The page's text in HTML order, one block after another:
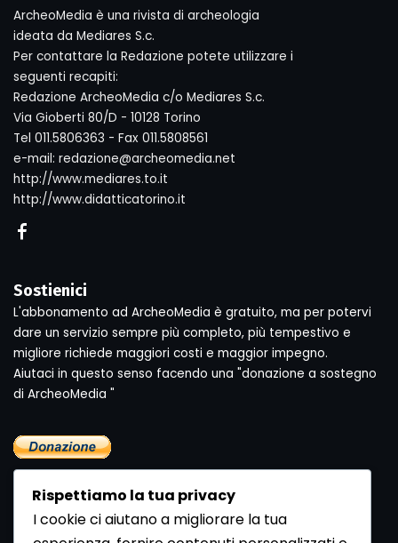
ArcheoMedia è una rivista di archeologia
ideata da Mediares S.c.
Per contattare la Redazione potete utilizzare i
seguenti recapiti:
Redazione ArcheoMedia c/o Mediares S.c.
Via Gioberti 80/D - 10128 Torino
Tel 011.5806363 - Fax 011.5808561
e-mail: redazione@archeomedia.net
http://www.mediares.to.it
http://www.didatticatorino.it
Sostienici
L'abbonamento ad ArcheoMedia è gratuito, ma per potervi
dare un servizio sempre più completo, più tempestivo e
migliore richiede maggiori costi e maggior impegno.
Aiutaci in questo senso facendo una "donazione a sostegno
di ArcheoMedia "
Rispettiamo la tua privacy
I cookie ci aiutano a migliorare la tua